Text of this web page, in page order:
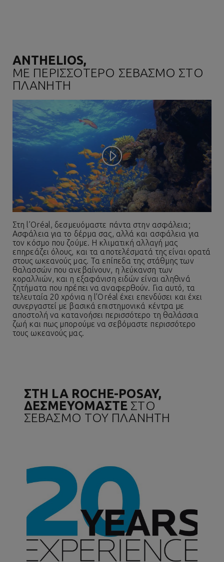
ΑΝΤΗΕLIOS,
ΜΕ ΠΕΡΙΣΣΟΤΕΡΟ ΣΕΒΑΣΜΟ ΣΤΟ
ΠΛΑΝΗΤΗ
Play video
Στη l’Oréal, δεσμευόμαστε πάντα στην ασφάλεια;
Ασφάλεια για το δέρμα σας, αλλά και ασφάλεια για
τον κόσμο που ζούμε. Η κλιματική αλλαγή μας
επηρεάζει όλους, και τα αποτελέσματά της είναι ορατά
στους ωκεανούς μας. Τα επίπεδα της στάθμης των
θαλασσών που ανεβαίνουν, η λεύκανση των
κοραλλιών, και η εξαφάνιση ειδών είναι αληθινά
ζητήματα που πρέπει να αναφερθούν. Για αυτό, τα
τελευταία 20 χρόνια η l’Oréal έχει επενδύσει και έχει
συνεργαστεί με βασικά επιστημονικά κέντρα με
αποστολή να κατανοήσει περισσότερο τη θαλάσσια
ζωή και πως μπορούμε να σεβόμαστε περισσότερο
τους ωκεανούς μας.
ΣΤΗ LA ROCHE-POSAY,
ΔΕΣΜΕΥΟΜΑΣΤΕ ΣΤΟ
ΣΕΒΑΣΜΟ ΤΟΥ ΠΛΑΝΗΤΗ